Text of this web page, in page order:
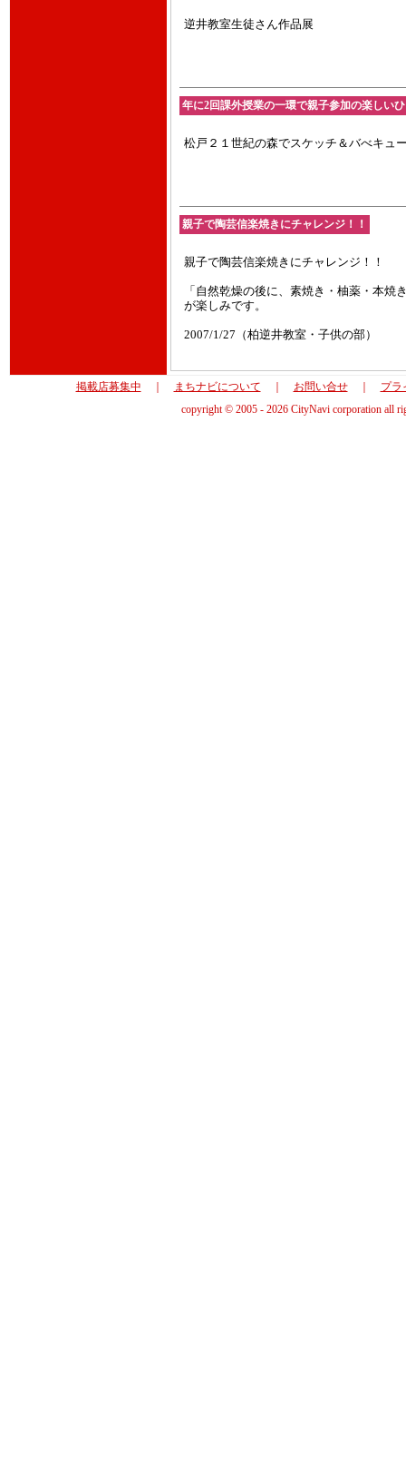
逆井教室生徒さん作品展
年に2回課外授業の一環で親子参加の楽しい
松戸２１世紀の森でスケッチ＆バべキ
親子で陶芸信楽焼きにチャレンジ！！
親子で陶芸信楽焼きにチャレンジ！！
「自然乾燥の後に、素焼き・柚薬・本焼
が楽しみです。
2007/1/27（柏逆井教室・子供の部）
掲載店募集中 まちナビについて お問い合せ｜
プラ
copyright © 2005 - 2026 CityNavi corporation all